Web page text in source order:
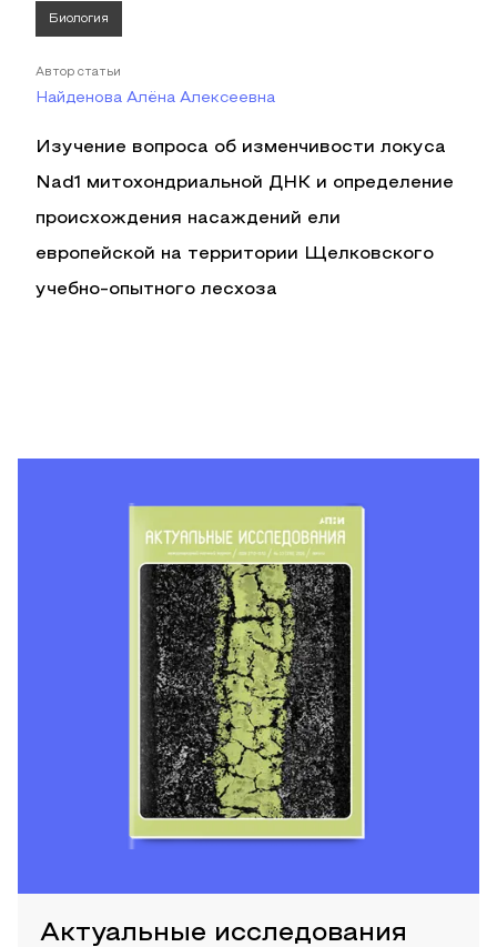
Биология
Автор статьи
Найденова Алёна Алексеевна
Изучение вопроса об изменчивости локуса
Nad1 митохондриальной ДНК и определение
происхождения насаждений ели
европейской на территории Щелковского
учебно-опытного лесхоза
Актуальные исследования